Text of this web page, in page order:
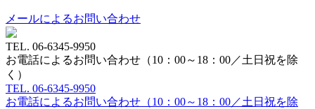
メールによるお問い合わせ
TEL. 06-6345-9950
お電話によるお問い合わせ（10：00～18：00／土日祝を除
く）
TEL. 06-6345-9950
お電話によるお問い合わせ（10：00～18：00／土日祝を除